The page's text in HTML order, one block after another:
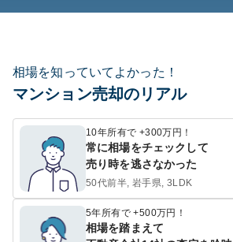
相場を知っていてよかった！
マンション売却のリアル
10年所有で +300万円！
常に相場をチェックして
売り時を逃さなかった
50代前半, 岩手県, 3LDK
5年所有で +500万円！
相場を踏まえて